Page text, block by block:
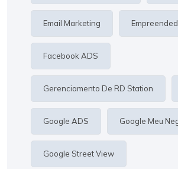
Email Marketing
Facebook ADS
Gerenciamento De RD Station
Google ADS Google Meu
Google Street View